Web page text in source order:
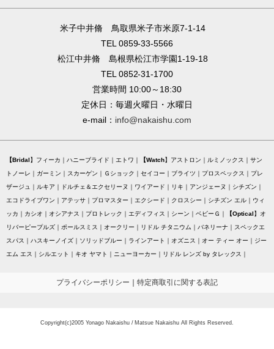
米子中井脩 鳥取県米子市米原7-1-14
TEL 0859-33-5566
松江中井脩 島根県松江市学園1-19-18
TEL 0852-31-1700
営業時間 10:00～18:30
定休日：毎週火曜日・水曜日
e-mail： info@nakaishu.com
Bridal フィーカ ハニーブライド エトワ Watch アストロン ルミノックス
サン
トノーレ
ガーミン スカーゲン Ｇショック セイコー ブライツ プロスペックス
プレ
ザージュ
ルキア ドルチェ＆エクセリーヌ ワイアード リキ アンジェーヌ
シチズン
エコドライブワン
アテッサ プロマスター エクシード クロスシー シチズン エル
ウィ
ッカ
カシオ オシアナス プロトレック エディフィス シーン ベビーＧ Optical
オ
リバーピープルズ
ポールスミス オークリー リドル チタニウム バネリーナ
スペックエ
スパス
ハスキーノイズ ソリッドブルー ラインアート オズニス オー ティー オー
ジー
エム エス
シルエット キオ ヤマト ニューヨーカー リドル レンズ by タレックス
プライバシーポリシー 特定商取引に関する表記
Copyright(c)2005 Yonago Nakaishu / Matsue Nakaishu All Rights Reserved.